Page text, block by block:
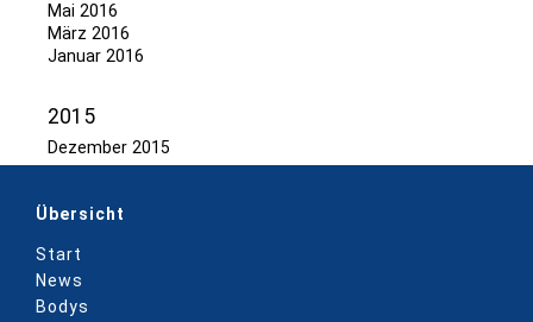
Mai 2016
März 2016
Januar 2016
2015
Dezember 2015
Übersicht
Start
News
Bodys